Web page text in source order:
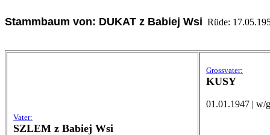
Stammbaum von: DUKAT z Babiej Wsi Rüde:
Vater:
SZLEM z Babiej Wsi
Grossvater:
KUSY
01.01.1947 | w/